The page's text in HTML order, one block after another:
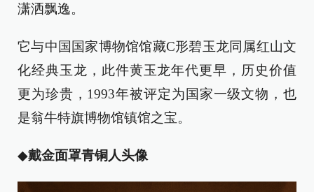
潇洒飘逸。
它与中国国家博物馆馆藏C形碧玉龙同属红山文
化经典玉龙，此件黄玉龙年代更早，历史价值
更为珍贵，1993年被评定为国家一级文物，也
是翁牛特旗博物馆镇馆之宝。
◆戴金面罩青铜人头像